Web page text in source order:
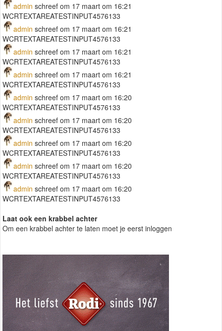
admin schreef om 17 maart om 16:21
WCRTEXTAREATESTINPUT4576133
admin schreef om 17 maart om 16:21
WCRTEXTAREATESTINPUT4576133
admin schreef om 17 maart om 16:21
WCRTEXTAREATESTINPUT4576133
admin schreef om 17 maart om 16:21
WCRTEXTAREATESTINPUT4576133
admin schreef om 17 maart om 16:20
WCRTEXTAREATESTINPUT4576133
admin schreef om 17 maart om 16:20
WCRTEXTAREATESTINPUT4576133
admin schreef om 17 maart om 16:20
WCRTEXTAREATESTINPUT4576133
admin schreef om 17 maart om 16:20
WCRTEXTAREATESTINPUT4576133
admin schreef om 17 maart om 16:20
WCRTEXTAREATESTINPUT4576133
Laat ook een krabbel achter
Om een krabbel achter te laten moet je eerst inloggen